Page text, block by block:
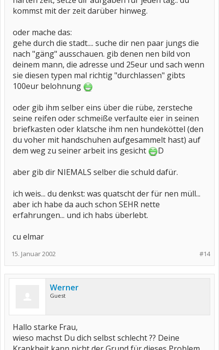
kommst mit der zeit darüber hinweg.
oder mache das:
gehe durch die stadt.... suche dir nen paar jungs die
nach "gäng" ausschauen. gib denen nen bild von
deinem mann, die adresse und 25eur und sach wenn
sie diesen typen mal richtig "durchlassen" gibts
100eur belohnung
oder gib ihm selber eins über die rübe, zersteche
seine reifen oder schmeiße verfaulte eier in seinen
briefkasten oder klatsche ihm nen hundeköttel (den
du voher mit handschuhen aufgesammelt hast) auf
dem weg zu seiner arbeit ins gesicht
D
aber gib dir NIEMALS selber die schuld dafür.
ich weis... du denkst: was quatscht der für nen müll...
aber ich habe da auch schon SEHR nette
erfahrungen... und ich habs überlebt.
cu elmar
#14
15. Januar 2002
Werner
Guest
Hallo starke Frau,
wieso machst Du dich selbst schlecht ?? Deine